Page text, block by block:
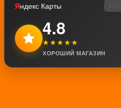
Яндекс Карты
4.8
★★★★★
ХОРОШИЙ МАГАЗИН